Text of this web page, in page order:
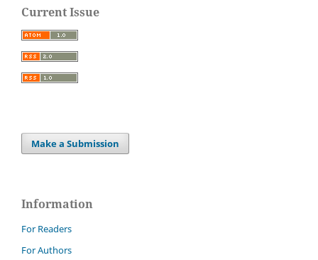
Current Issue
Make a Submission
Information
For Readers
For Authors